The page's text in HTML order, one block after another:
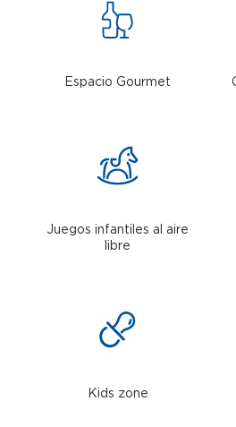
Espacio Gourmet
Juegos infantiles al aire
libre
Kids zone